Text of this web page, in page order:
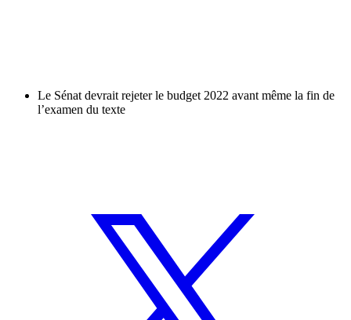
Le Sénat devrait rejeter le budget 2022 avant même la fin de
l’examen du texte